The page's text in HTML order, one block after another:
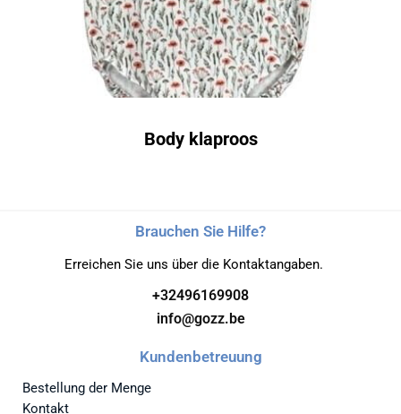
Body klaproos
Brauchen Sie Hilfe?
Erreichen Sie uns über die Kontaktangaben.
+32496169908
info@gozz.be
Kundenbetreuung
Bestellung der Menge
Kontakt